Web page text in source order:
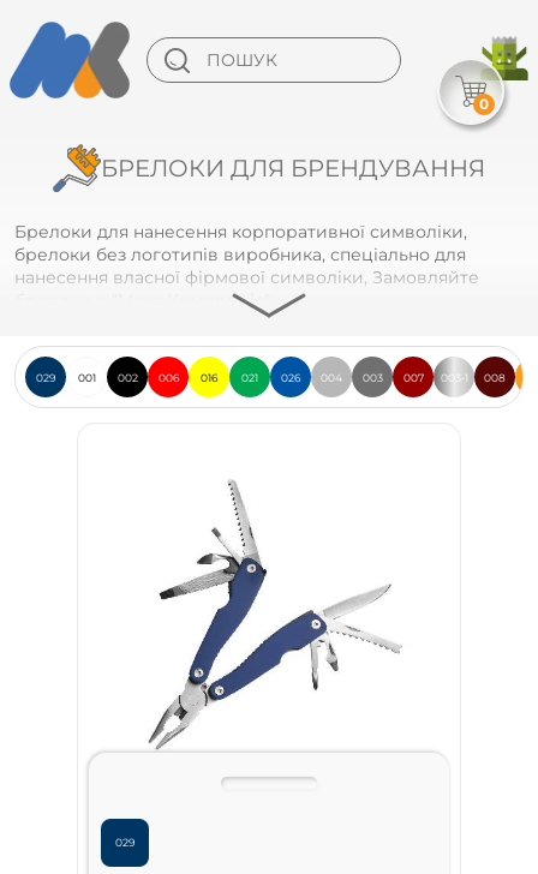
БРЕЛОКИ ДЛЯ БРЕНДУВАННЯ
Брелоки для нанесення корпоративної символіки,
брелоки без логотипів виробника, спеціально для
нанесення власної фірмової символіки, Замовляйте
брелоки в "Мега Компроміс"
029 001 002 006 016 021 026 004 003 007 003-1 008
029
0